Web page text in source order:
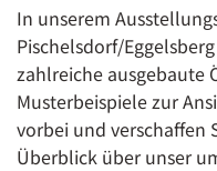
In unserem
Pischelsdorf/
zahlreiche ausgebaute
Musterbeispiele zur
vorbei und verschaffen
Überblick über unser